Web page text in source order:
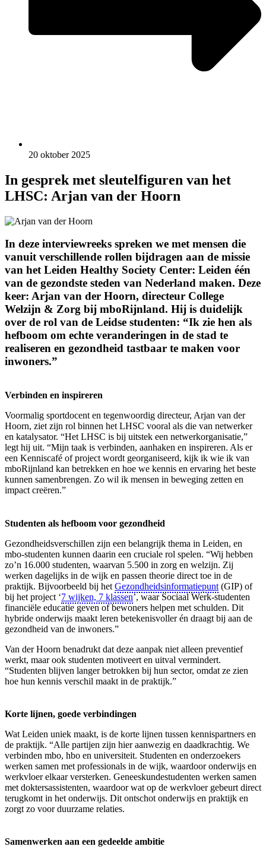
20 oktober 2025
In gesprek met sleutel­figuren van het
LHSC: Arjan van der Hoorn
In deze interviewreeks spreken we met mensen die
vanuit verschillende rollen bijdragen aan de missie
van het Leiden Healthy Society Center: Leiden één
van de gezondste steden van Nederland maken. Deze
keer: Arjan van der Hoorn, directeur College
Welzijn & Zorg bij mboRijnland. Hij is duidelijk
over de rol van de Leidse studenten: “Ik zie hen als
hefboom om echte veranderingen in de stad te
realiseren en gezondheid tastbaar te maken voor
inwoners.”
Verbinden en inspireren
Voormalig sportdocent en tegenwoordig directeur, Arjan van der
Hoorn, ziet zijn rol binnen het LHSC vooral als die van netwerker
en katalysator. “Het LHSC is bij uitstek een netwerkorganisatie,”
legt hij uit. “Mijn taak is verbinden, aanhaken en inspireren. Als er
een Kenniscafé of project wordt georganiseerd, kijk ik wie ik van
mboRijnland kan betrekken en hoe we kennis en ervaring het beste
kunnen samenbrengen. Zo wil ik mensen in beweging zetten en
impact creëren.”
Studenten als hefboom voor gezondheid
Gezondheidsverschillen zijn een belangrijk thema in Leiden, en
mbo-studenten kunnen daarin een cruciale rol spelen. “Wij hebben
zo’n 16.000 studenten, waarvan 5.500 in zorg en welzijn. Zij
werken dagelijks in de wijk en passen theorie direct toe in de
praktijk. Bijvoorbeeld bij het Gezondheidsinformatiepunt (GIP) of
bij het project ‘7 wijken, 7 klassen’, waar Sociaal Werk-studenten
financiële educatie geven of bewoners helpen met schulden. Dit
hybride onderwijs maakt leren betekenisvoller én draagt bij aan de
gezondheid van de inwoners.”
Van der Hoorn benadrukt dat deze aanpak niet alleen preventief
werkt, maar ook studenten motiveert en uitval vermindert.
“Studenten blijven langer betrokken bij hun sector, omdat ze zien
hoe hun kennis verschil maakt in de praktijk.”
Korte lijnen, goede verbindingen
Wat Leiden uniek maakt, is de korte lijnen tussen kennispartners en
de praktijk. “Alle partijen zijn hier aanwezig en daadkrachtig. We
verbinden mbo, hbo en universiteit. Studenten en onderzoekers
werken samen met professionals in de wijk, waardoor onderwijs en
werkvloer elkaar versterken. Geneeskundestudenten werken samen
met doktersassistenten, waardoor wat op de werkvloer gebeurt direct
terugkomt in het onderwijs. Dit ontschot onderwijs en praktijk en
zorgt zo voor duurzame relaties.
Samenwerken aan een gedeelde ambitie